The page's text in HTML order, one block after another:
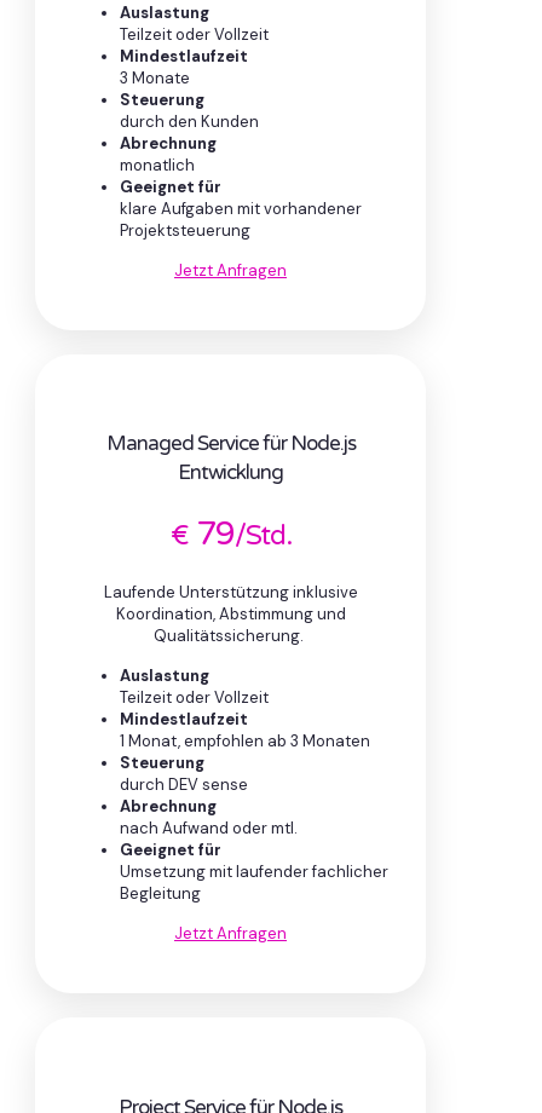
Auslastung
Teilzeit oder Vollzeit
Mindestlaufzeit
3 Monate
Steuerung
durch den Kunden
Abrechnung
monatlich
Geeignet für
klare Aufgaben mit vorhandener
Projektsteuerung
Jetzt Anfragen
Managed Service für Node.js
Entwicklung
€79/Std.
Laufende Unterstützung inklusive
Koordination, Abstimmung und
Qualitätssicherung.
Auslastung
Teilzeit oder Vollzeit
Mindestlaufzeit
1 Monat, empfohlen ab 3 Monaten
Steuerung
durch DEV sense
Abrechnung
nach Aufwand oder mtl.
Geeignet für
Umsetzung mit laufender fachlicher
Begleitung
Jetzt Anfragen
Project Service für Node.js